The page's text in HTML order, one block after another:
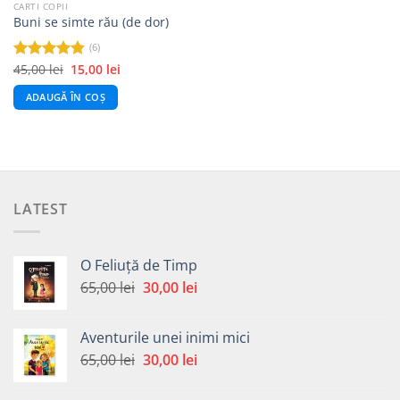
CARTI COPII
Buni se simte rău (de dor)
Evaluat la
4.83din 5
(6)
45,00lei Prețul
inițial
a
fost:
45,00 lei.
15,00 leiPrețul
curent
ADAUGĂ ÎN COȘ
LATEST
O Feliuță de Timp
65,00lei Prețul
fost:
65,00 lei.
30,00 leiPrețul
30,00 lei.
Aventurile unei inimi mici
65,00lei Prețul
30,00 leiPrețul